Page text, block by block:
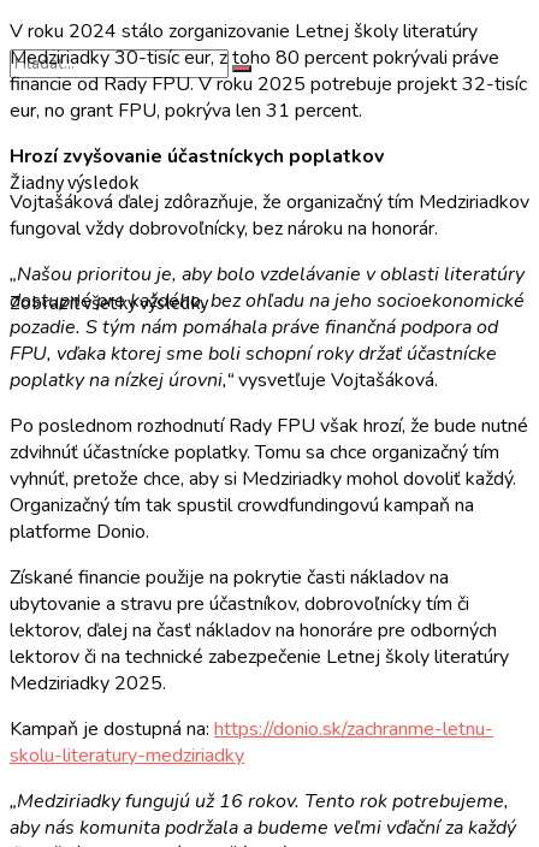
Žiadny výsledok
Zobraziť všetky výsledky
V roku 2024 stálo zorganizovanie Letnej školy literatúry
Medziriadky 30-tisíc eur, z toho 80 percent pokrývali práve
financie od Rady FPU. V roku 2025 potrebuje projekt 32-tisíc
eur, no grant FPU, pokrýva len 31 percent.
Hrozí zvyšovanie účastníckych poplatkov
Vojtašáková ďalej zdôrazňuje, že organizačný tím Medziriadkov
fungoval vždy dobrovoľnícky, bez nároku na honorár.
„Našou prioritou je, aby bolo vzdelávanie v oblasti literatúry
dostupné pre každého, bez ohľadu na jeho socioekonomické
pozadie. S tým nám pomáhala práve finančná podpora od
FPU, vďaka ktorej sme boli schopní roky držať účastnícke
poplatky na nízkej úrovni,“vysvetľuje Vojtašáková.
Po poslednom rozhodnutí Rady FPU však hrozí, že bude nutné
zdvihnúť účastnícke poplatky. Tomu sa chce organizačný tím
vyhnúť, pretože chce, aby si Medziriadky mohol dovoliť každý.
Organizačný tím tak spustil crowdfundingovú kampaň na
platforme Donio.
Získané financie použije na pokrytie časti nákladov na
ubytovanie a stravu pre účastníkov, dobrovoľnícky tím či
lektorov, ďalej na časť nákladov na honoráre pre odborných
lektorov či na technické zabezpečenie Letnej školy literatúry
Medziriadky 2025.
Kampaň je dostupná na: https://donio.sk/zachranme-letnu-
skolu-literatury-medziriadky
„Medziriadky fungujú už 16 rokov. Tento rok potrebujeme,
aby nás komunita podržala a budeme veľmi vďační za každý